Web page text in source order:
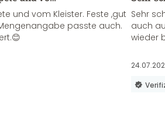
und vom Kleister. Feste ,gut
passte auch.
Sehr
auch
wieder